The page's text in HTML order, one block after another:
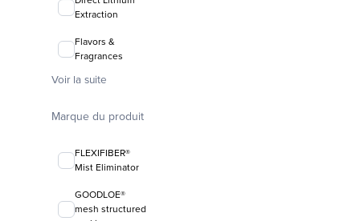
Extraction
Flavors &
Fragrances
Voir la suite
Marque du produit
FLEXIFIBER®
Mist Eliminator
GOODLOE®
mesh structured